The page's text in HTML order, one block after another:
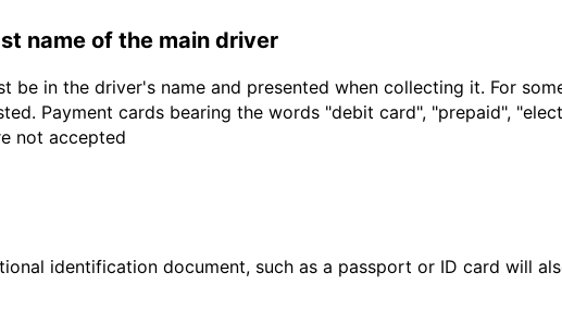
name of the main driver
be in the driver's name and presented when collecting it. For
Payment cards bearing the words "debit card", "prepaid",
not accepted
identification document, such as a passport or ID card will